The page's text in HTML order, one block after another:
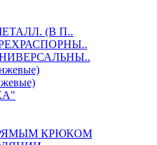
(В П..
КРЮКОМ